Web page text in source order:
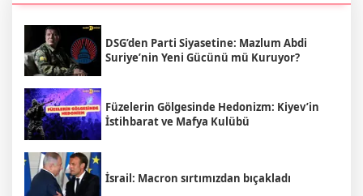
DSG’den Parti Siyasetine: Mazlum Abdi
Suriye’nin Yeni Gücünü mü Kuruyor?
Füzelerin Gölgesinde Hedonizm: Kiyev’in
İstihbarat ve Mafya Kulübü
İsrail: Macron sırtımızdan bıçakladı